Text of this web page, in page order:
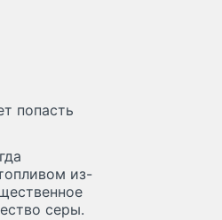
попасть
из-
серы.